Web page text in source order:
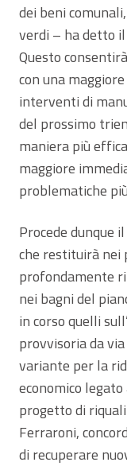
dei beni
verdi – ha detto
Questo
con una
interventi di
del prossimo
maniera più
maggiore
problematiche
Procede dunque
che restituirà nei
profondamente
nei bagni del
in corso quelli
provvisoria da
variante per la
economico
progetto di
Ferraroni,
di recuperare